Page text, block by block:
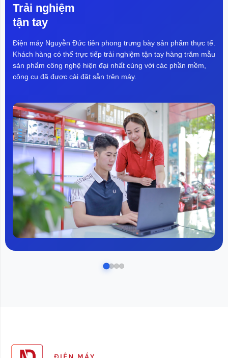
Trải nghiệm
tận tay
Điện máy Nguyễn Đức tiên phong trưng bày sản phẩm thực tế.
Khách hàng có thể trực tiếp trải nghiệm tận tay hàng trăm mẫu
sản phẩm công nghệ hiện đại nhất cùng với các phần mềm,
công cụ đã được cài đặt sẵn trên máy.